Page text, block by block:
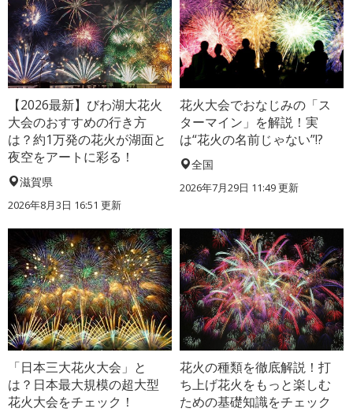
【2026最新】びわ湖大花火
大会のおすすめの行き方
は？約1万発の花火が湖面と
夜空をアートに彩る！
滋賀県
2026年8月3日 16:51 更新
花火大会でおなじみの「ス
ターマイン」を解説！実
は“花火の名前じゃない”!?
全国
2026年7月29日 11:49 更新
「日本三大花火大会」と
は？日本最大規模の超大型
花火大会をチェック！
花火の種類を徹底解説！打
ち上げ花火をもっと楽しむ
ための基礎知識をチェック